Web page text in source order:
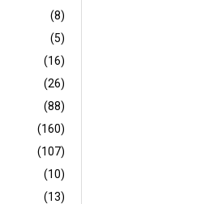
(8)
(5)
(16)
(26)
(88)
(160)
(107)
(10)
(13)